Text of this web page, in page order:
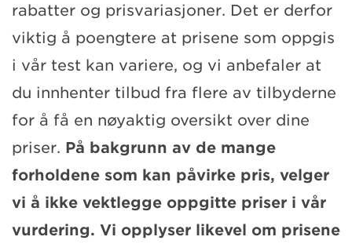
rabatter og prisvariasjoner. Det er derfor
viktig å poengtere at prisene som oppgis
i vår test kan variere, og vi anbefaler at
du innhenter tilbud fra flere av tilbyderne
for å få en nøyaktig oversikt over dine
priser. På bakgrunn av de mange
forholdene som kan påvirke pris, velger
vi å ikke vektlegge oppgitte priser i vår
vurdering. Vi opplyser likevel om prisene